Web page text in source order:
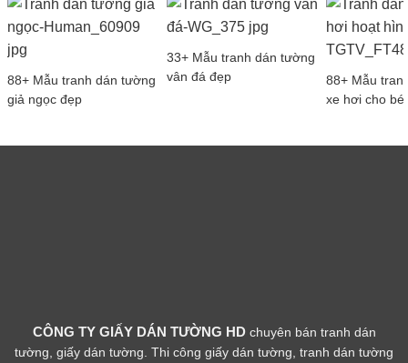
88+ Mẫu tranh dán tường
giả ngọc đẹp
33+ Mẫu tranh dán tường
vân đá đẹp
88+ Mẫu
xe hơi cho bé
CÔNG TY GIẤY DÁN TƯỜNG HD chuyên bán tranh dán
tường, giấy dán tường. Thi công giấy dán tường, tranh dán tường